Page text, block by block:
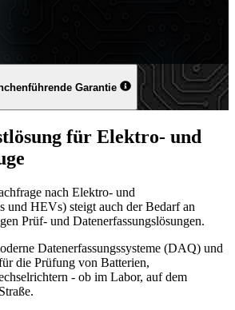
Garantie
für Elektro- und
nach Elektro- und
und HEVs) steigt auch der Bedarf an
Prüf- und Datenerfassungslösungen.
Datenerfassungssysteme (DAQ) und
die Prüfung von Batterien,
- ob im Labor, auf dem